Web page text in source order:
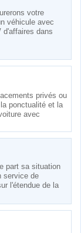
votre
véhicule avec
d'affaires dans
privés ou
ponctualité et la
avec
part sa situation
service de
l'étendue de la